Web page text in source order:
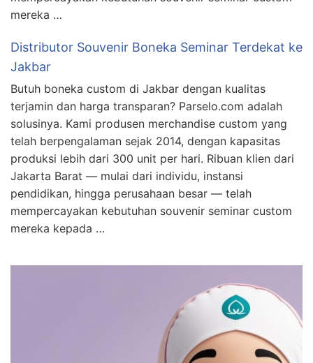
mereka …
Distributor Souvenir Boneka Seminar Terdekat ke
Jakbar
Butuh boneka custom di Jakbar dengan kualitas
terjamin dan harga transparan? Parselo.com adalah
solusinya. Kami produsen merchandise custom yang
telah berpengalaman sejak 2014, dengan kapasitas
produksi lebih dari 300 unit per hari. Ribuan klien dari
Jakarta Barat — mulai dari individu, instansi
pendidikan, hingga perusahaan besar — telah
mempercayakan kebutuhan souvenir seminar custom
mereka kepada …